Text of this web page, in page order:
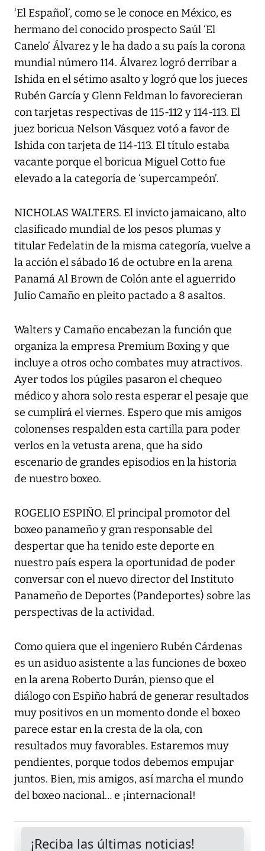
‘El Español’, como se le conoce en México, es
hermano del conocido prospecto Saúl ‘El
Canelo’ Álvarez y le ha dado a su país la corona
mundial número 114. Álvarez logró derribar a
Ishida en el sétimo asalto y logró que los jueces
Rubén García y Glenn Feldman lo favorecieran
con tarjetas respectivas de 115-112 y 114-113. El
juez boricua Nelson Vásquez votó a favor de
Ishida con tarjeta de 114-113. El título estaba
vacante porque el boricua Miguel Cotto fue
elevado a la categoría de ‘supercampeón’.
NICHOLAS WALTERS. El invicto jamaicano, alto
clasificado mundial de los pesos plumas y
titular Fedelatin de la misma categoría, vuelve a
la acción el sábado 16 de octubre en la arena
Panamá Al Brown de Colón ante el aguerrido
Julio Camaño en pleito pactado a 8 asaltos.
Walters y Camaño encabezan la función que
organiza la empresa Premium Boxing y que
incluye a otros ocho combates muy atractivos.
Ayer todos los púgiles pasaron el chequeo
médico y ahora solo resta esperar el pesaje que
se cumplirá el viernes. Espero que mis amigos
colonenses respalden esta cartilla para poder
verlos en la vetusta arena, que ha sido
escenario de grandes episodios en la historia
de nuestro boxeo.
ROGELIO ESPIÑO. El principal promotor del
boxeo panameño y gran responsable del
despertar que ha tenido este deporte en
nuestro país espera la oportunidad de poder
conversar con el nuevo director del Instituto
Panameño de Deportes (Pandeportes) sobre las
perspectivas de la actividad.
Como quiera que el ingeniero Rubén Cárdenas
es un asiduo asistente a las funciones de boxeo
en la arena Roberto Durán, pienso que el
diálogo con Espiño habrá de generar resultados
muy positivos en un momento donde el boxeo
parece estar en la cresta de la ola, con
resultados muy favorables. Estaremos muy
pendientes, porque todos debemos empujar
juntos. Bien, mis amigos, así marcha el mundo
del boxeo nacional… e ¡internacional!